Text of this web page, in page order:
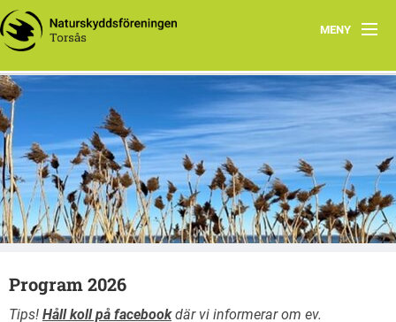
MENY
Natursnokarna
Kvilla Hage
Naturreservat i Torsås kommun
Styrelse
Program 2026
Torsås Naturskyddsförening
Webbplats för Torsås Naturskyddsförening
Program 2026
Tips! Håll koll på facebookdär vi informerar om ev.